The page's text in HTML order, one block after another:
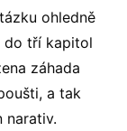
ohledně
do tří kapitol
záhada
a tak
narativ.